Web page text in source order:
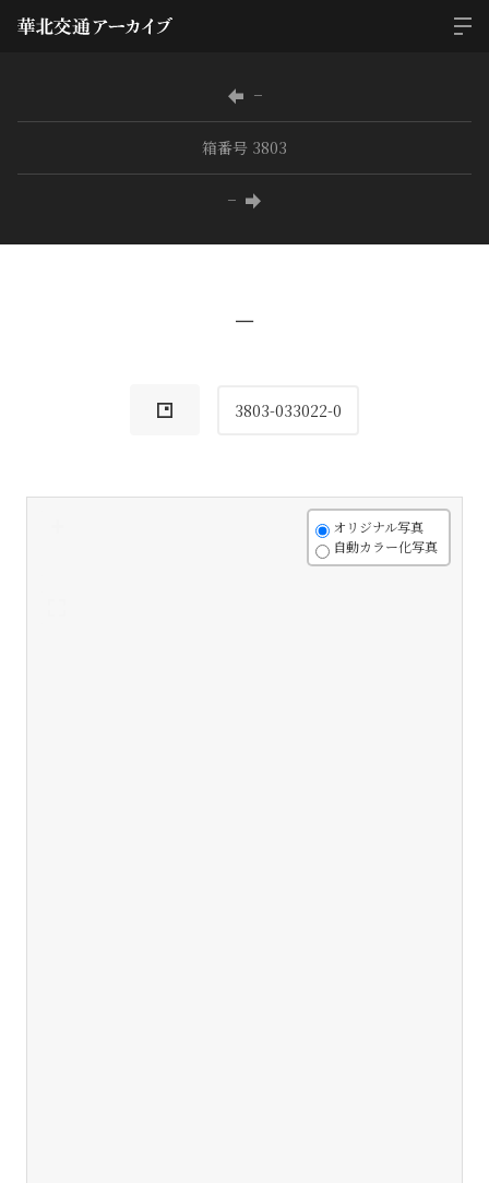
−
箱番号 3803
−
−
3803-033022-0
オリジナル写真
自動カラー化写真